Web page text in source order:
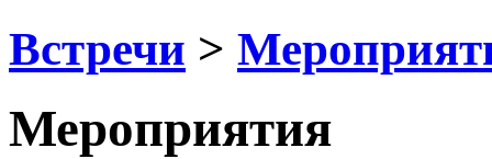
Встречи >
Мероприятия